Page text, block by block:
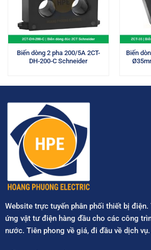
Biến dòng 2 pha 200/5A 2CT-
DH-200-C Schneider
Biến
Website trực tuyến phân phối thiết bị điện.
ứng vật tư điện hàng đầu cho các công
nước. Tiên phong về giá, đi đầu về dịch vụ.